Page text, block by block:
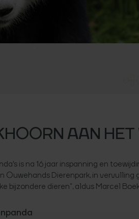
AAN
is na 16 jaar inspanning en
Dierenpark, in vervulling
bijzondere dieren”, aldus Marcel